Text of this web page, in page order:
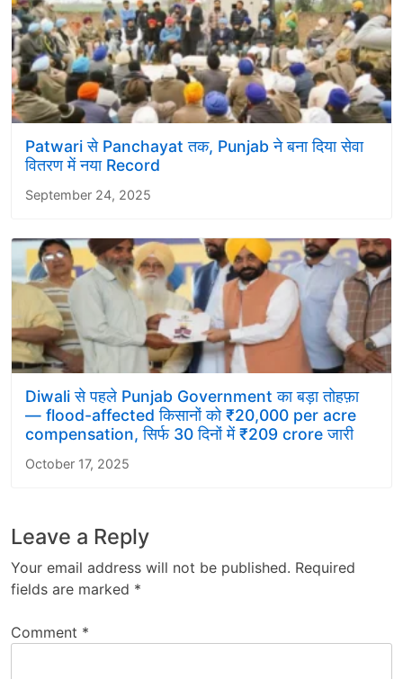
Patwari से Panchayat तक, Punjab ने बना दिया सेवा
वितरण में नया Record
September 24, 2025
Diwali से पहले Punjab Government का बड़ा तोहफ़ा
— flood-affected किसानों को ₹20,000 per acre
compensation, सिर्फ 30 दिनों में ₹209 crore जारी
October 17, 2025
Leave a Reply
Your email address will not be published. Required
fields are marked *
Comment *